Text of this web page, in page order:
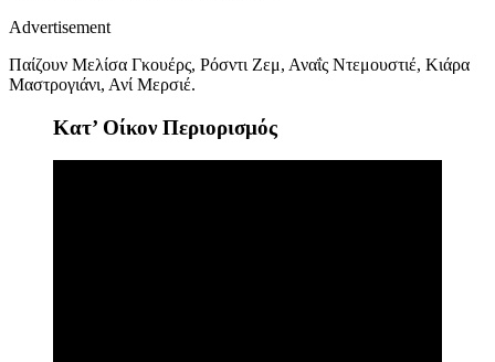
Advertisement
Παίζουν Μελίσα Γκουέρς, Ρόσντι Ζεμ, Αναΐς Ντεμουστιέ, Κιάρα
Μαστρογιάνι, Ανί Μερσιέ.
Κατ’ Οίκον Περιορισμός